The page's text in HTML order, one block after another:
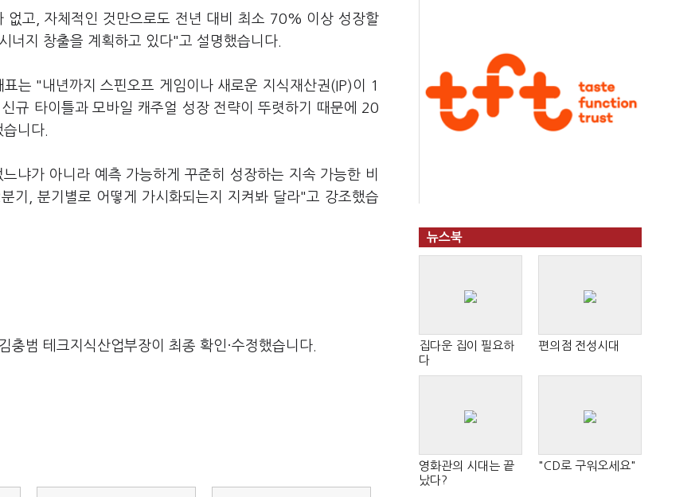
없고, 자체적인 것만으로도 전년 대비 최소 70% 이상 성장할
너지 창출을 계획하고 있다"고 설명했습니다.
는 "내년까지 스핀오프 게임이나 새로운 지식재산권(IP)이 1
규 타이틀과 모바일 캐주얼 성장 전략이 뚜렷하기 때문에 20
니다.
냐가 아니라 예측 가능하게 꾸준히 성장하는 지속 가능한 비
기, 분기별로 어떻게 가시화되는지 지켜봐 달라"고 강조했습
범 테크지식산업부장이 최종 확인·수정했습니다.
뉴스북
집다운 집이 필요하
다
편의점 전성시대
영화관의 시대는 끝
났다?
"CD로 구워오세요"